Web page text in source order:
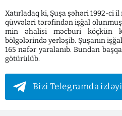
Xatırladaq ki, Şuşa şəhəri 1992-ci
qüvvələri tərəfindən işğal
min əhalisi məcburi köçkün
bölgələrində yerləşib. Şuşanın
165 nəfər yaralanıb. Bundan
götürülüb.
Bizi Telegramda